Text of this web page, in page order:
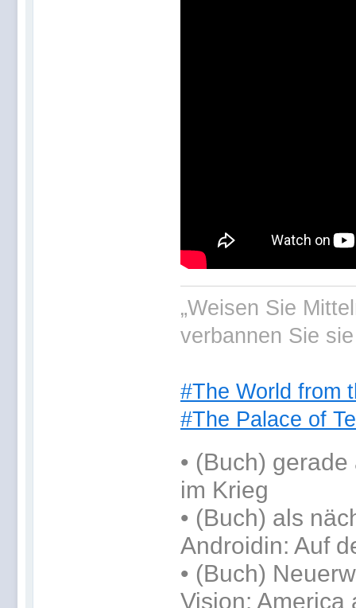
„Weisen Sie
verbannen Sie
#The World from
#The Palace of
• (Buch) gerade
im Krieg
• (Buch) als
Androidin: Auf
• (Buch)
Vision: America